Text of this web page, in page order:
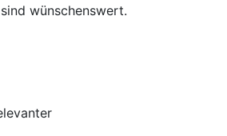
wünschenswert.